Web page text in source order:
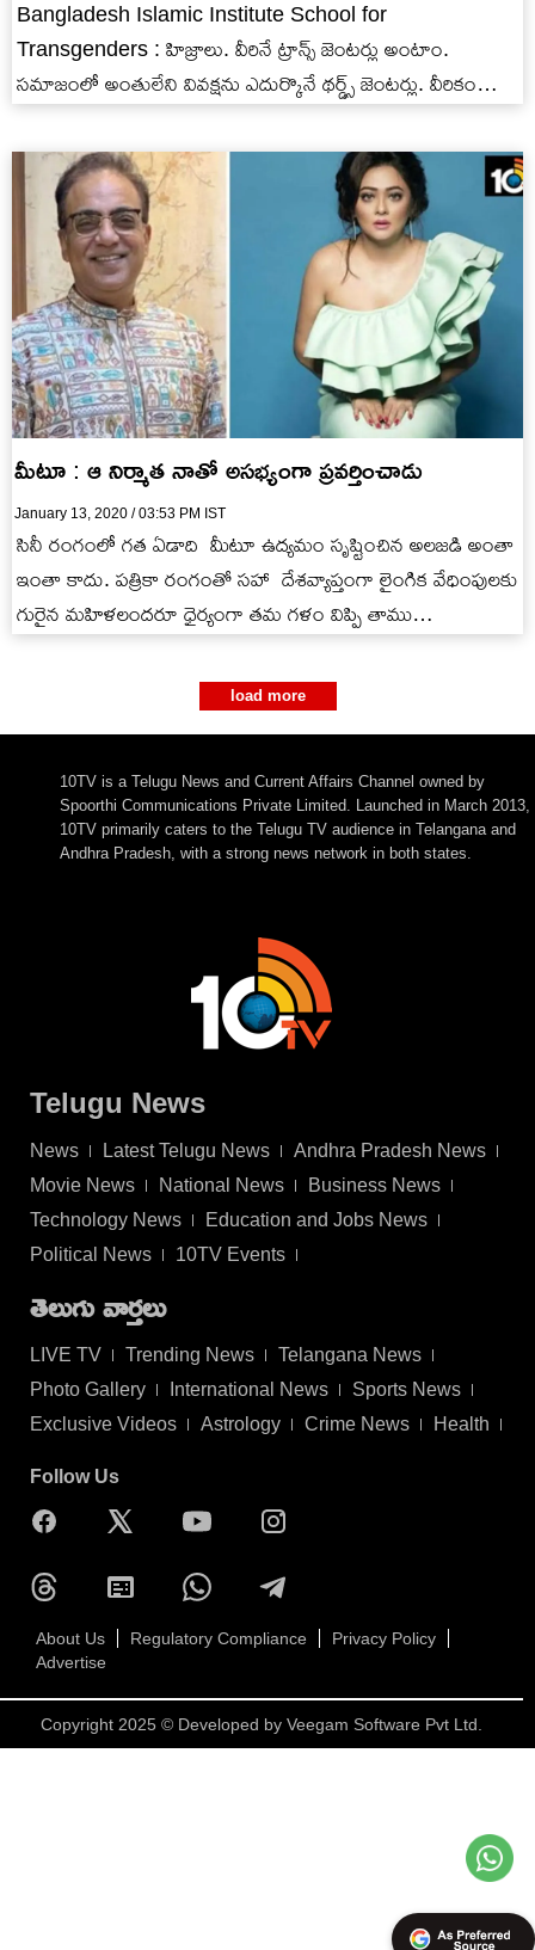
Bangladesh Islamic Institute School for
Transgenders : హిజ్రాలు. వీరినే ట్రాన్స్ జెంటర్లు అంటాం.
సమాజంలో అంతులేని వివక్షను ఎదుర్కొనే థర్డ్స్ జెంటర్లు. వీరికంటూ
మీటూ : ఆ నిర్మాత నాతో అసభ్యంగా ప్రవర్తించాడు
January 13, 2020 / 03:53 PM IST
సినీ రంగంలో గత ఏడాది మీటూ ఉద్యమం సృష్టించిన అలజడి అంతా
ఇంతా కాదు. పత్రికా రంగంతో సహా దేశవ్యాప్తంగా లైంగిక వేధింపులకు
గురైన మహిళలందరూ ధైర్యంగా తమ గళం విప్పి తాము
load more
10TV is a Telugu News and Current Affairs Channel owned by
Spoorthi Communications Private Limited. Launched in March 2013,
10TV primarily caters to the Telugu TV audience in Telangana and
Andhra Pradesh, with a strong news network in both states.
Telugu News
News Latest Telugu News
Andhra Pradesh News
Movie News
National News
Business News
Technology News
Education and Jobs News
Political News
10TV Events
తెలుగు వార్తలు
LIVE TV Trending News
Telangana News
Photo Gallery
International News
Sports News
Exclusive Videos
Astrology Crime News Health
Follow Us
About Us Regulatory Compliance
Privacy Policy
Advertise
Copyright 2025 © Developed by Veegam Software Pvt Ltd.